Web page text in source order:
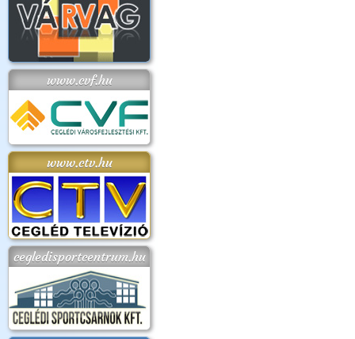
www.cvf.hu
www.ctv.hu
cegledisportcentrum.hu